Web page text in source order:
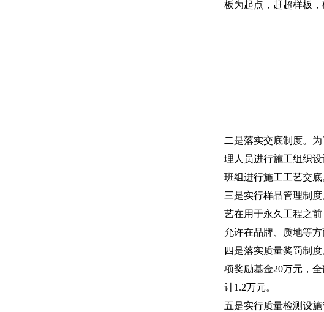
板为起点，赶超样板，
二是落实交底制度。
理人员进行施工组织
班组进行施工工艺交底
三是实行样品管理制
艺在用于永久工程之
允许在品牌、质地等方
四是落实质量奖罚制
项奖励基金20万元，
计1.2万元。
五是实行质量检测设